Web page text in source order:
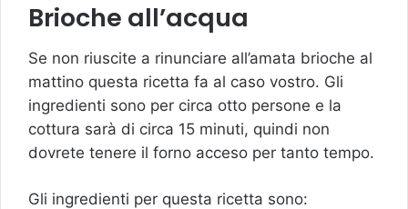
Brioche all’acqua
Se non riuscite a rinunciare all’amata brioche al
mattino questa ricetta fa al caso vostro. Gli
ingredienti sono per circa otto persone e la
cottura sarà di circa 15 minuti, quindi non
dovrete tenere il forno acceso per tanto tempo.
Gli ingredienti per questa ricetta sono: